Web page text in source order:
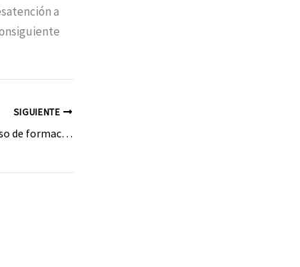
a
SIGUIENTE
Clausurado el nuevo curso de formación de Cáritas y la Fundación Endesa en el Bierzo. Hay 14 alumnos preparados para trabajar en instalaciones solares